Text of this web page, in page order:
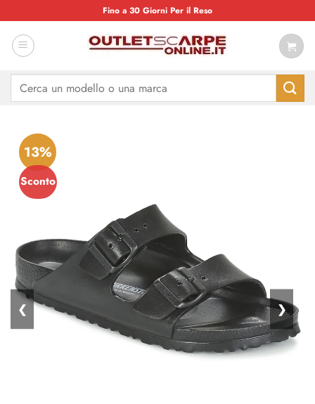
ai
contenuti
Fino a 30 Giorni Per il Reso
Cerca:
❮
13%
Sconto
❯